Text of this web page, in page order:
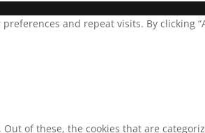
and repeat visits. By clicking
of these, the cookies that are